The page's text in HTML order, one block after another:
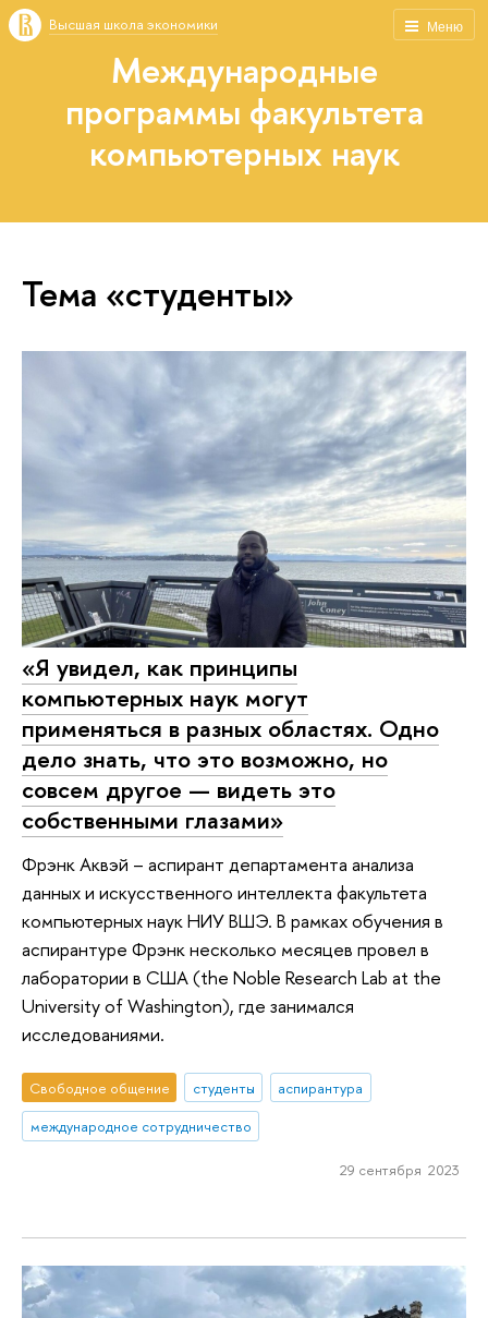
Меню
Высшая школа экономики
Международные
программы факультета
компьютерных наук
Тема «студенты»
«Я увидел, как принципы
компьютерных наук могут
применяться в разных областях. Одно
дело знать, что это возможно, но
совсем другое — видеть это
собственными глазами»
Фрэнк Аквэй – аспирант департамента анализа
данных и искусственного интеллекта факультета
компьютерных наук НИУ ВШЭ. В рамках обучения в
аспирантуре Фрэнк несколько месяцев провел в
лаборатории в США (the Noble Research Lab at the
University of Washington), где занимался
исследованиями.
Свободное общение студенты
аспирантура
международное сотрудничество
29 сентября 2023